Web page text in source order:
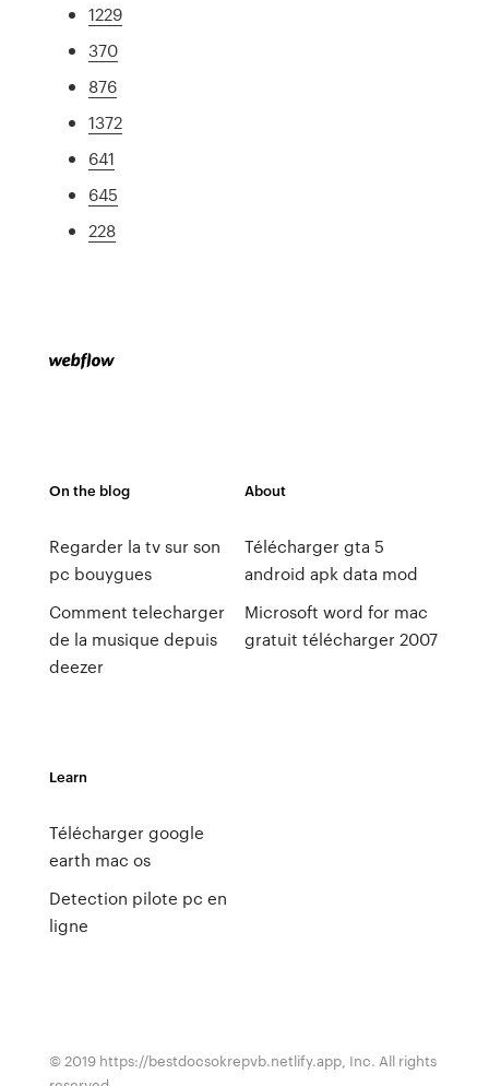
1229
370
876
1372
641
645
228
On the blog
Regarder la tv sur son
pc bouygues
Comment telecharger
de la musique depuis
deezer
About
Télécharger gta 5
android apk data mod
Microsoft word for mac
gratuit télécharger 2007
Learn
Télécharger google
earth mac os
Detection pilote pc en
ligne
© 2019 https://bestdocsokrepvb.netlify.app, Inc. All rights